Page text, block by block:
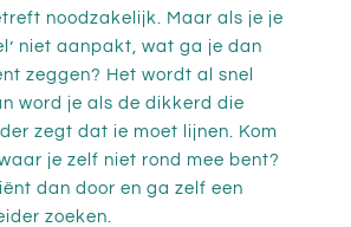
noodzakelijk. Maar als je je
niet aanpakt, wat ga je dan
zeggen? Het wordt al snel
word je als de dikkerd die
zegt dat ie moet lijnen. Kom
je zelf niet rond mee bent?
dan door en ga zelf een
zoeken.